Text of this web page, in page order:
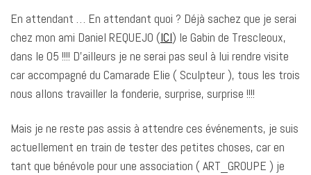
En attendant … En attendant quoi ? Déjà sachez que je serai
chez mon ami Daniel REQUEJO (ICI) le Gabin de Trescleoux,
dans le 05 !!!! D’ailleurs je ne serai pas seul à lui rendre visite
car accompagné du Camarade Elie ( Sculpteur ), tous les trois
nous allons travailler la fonderie, surprise, surprise !!!!
Mais je ne reste pas assis à attendre ces événements, je suis
actuellement en train de tester des petites choses, car en
tant que bénévole pour une association ( ART_GROUPE ) je